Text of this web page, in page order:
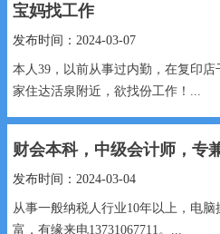
宝妈找工作
发布时间：2024-03-07
本人39，以前从事过内勤，在复印店
家住达活泉附近，欲找份工作！...
财会本科，中级会计师，专
发布时间：2024-03-04
从事一般纳税人行业10年以上，电
富，有缘来电13731067711。...